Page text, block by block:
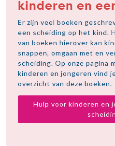
kinderen en
Er zijn veel boeken
een scheiding op het kind.
van boeken hierover kan
snappen, omgaan met en
scheiding. Op onze pagina
kinderen en jongeren vind
overzicht van deze boeken.
Hulp voor kinderen en